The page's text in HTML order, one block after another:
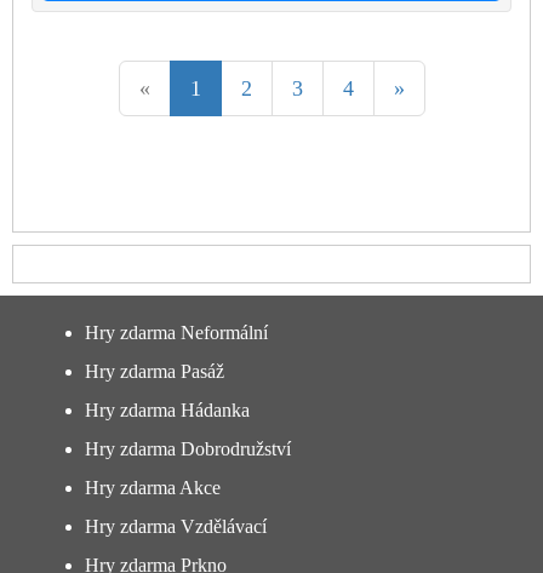
« 1 2 3 4 »
Hry zdarma Neformální
Hry zdarma Pasáž
Hry zdarma Hádanka
Hry zdarma Dobrodružství
Hry zdarma Akce
Hry zdarma Vzdělávací
Hry zdarma Prkno